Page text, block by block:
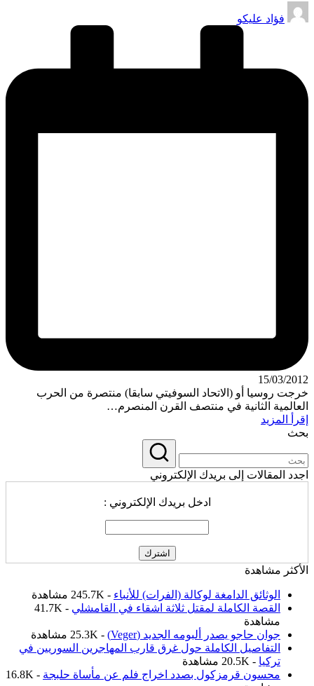
تمّ
النشرفؤاد عليكو
15/03/2012
خرجت روسيا أو (الاتحاد السوفيتي سابقا) منتصرة من الحرب
العالمية الثانية في منتصف القرن المنصرم…
إقرأ المزيد
بحث
اجدد المقالات إلى بريدك الإلكتروني
ادخل بريدك الإلكتروني :
الأكثر مشاهدة
الوثائق الدامغة لوكالة (الفرات) للأنباء - 245.7K مشاهدة
القصة الكاملة لمقتل ثلاثة اشقاء في القامشلي
- 41.7K
مشاهدة
جوان حاجو يصدر ألبومه الجديد (Veger)
- 25.3K مشاهدة
التفاصيل الكاملة حول غرق قارب المهاجرين السوريين في
تركيا - 20.5K مشاهدة
محسون قرمزكول بصدد اخراج فلم عن مأساة حلبجة
- 16.8K